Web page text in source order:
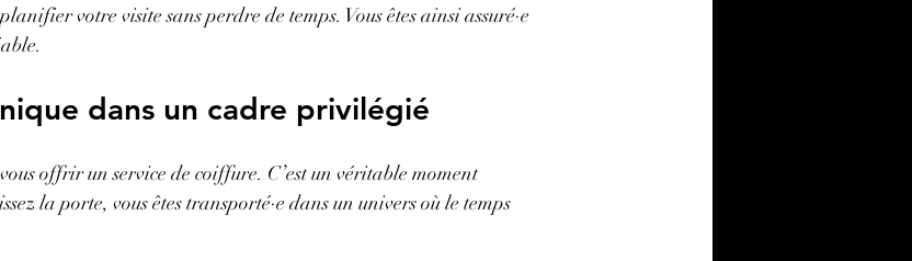
votre visite sans perdre de temps. Vous êtes ainsi assuré·e
dans un cadre privilégié
offrir un service de coiffure. C’est un véritable moment
la porte, vous êtes transporté·e dans un univers où le temps